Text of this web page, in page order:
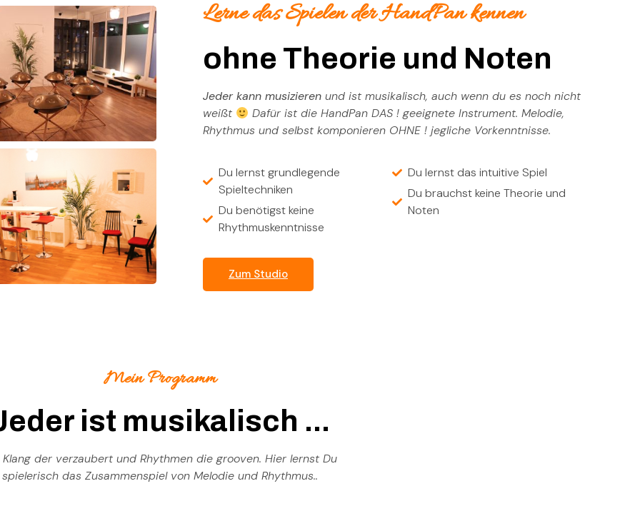
Lerne das Spielen der HandPan kennen
ohne Theorie und Noten
Jeder kann musizierenund ist musikalisch, auch wenn du es noch nicht
weißt
Dafür ist die HandPan DAS ! geeignete Instrument. Melodie,
Rhythmus und selbst komponieren OHNE ! jegliche Vorkenntnisse.
Du lernst grundlegende
Spieltechniken
Du benötigst keine
Rhythmuskenntnisse
Du lernst das intuitive Spiel
Du brauchst keine Theorie und
Noten
Zum Studio
Mein Programm
ist musikalisch ...
Klang der verzaubert und Rhythmen die grooven. Hier lernst Du
spielerisch das Zusammenspiel von Melodie und Rhythmus..